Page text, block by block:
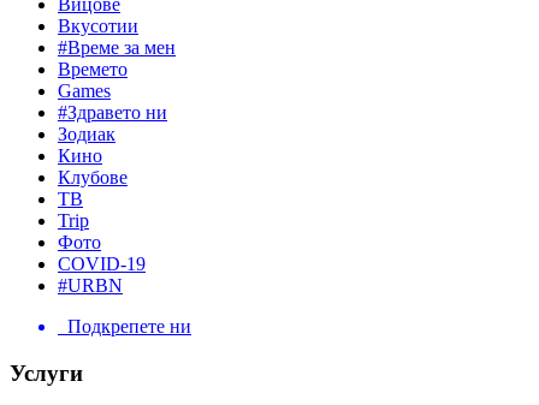
Вицове
Вкусотии
#Време за мен
Времето
Games
#Здравето ни
Зодиак
Кино
Клубове
ТВ
Trip
Фото
COVID-19
#URBN
Подкрепете ни
Услуги